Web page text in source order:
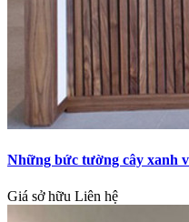
Những bức tường cây xanh
Giá sở hữu Liên hệ